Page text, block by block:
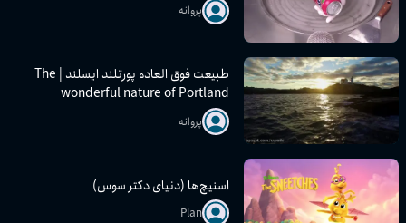
پروانه
طبیعت فوق العاده پورتلند ایسلند | The
wonderful nature of Portland
Iceland
پروانه
اسنیچ‌ها (دنیای دکتر سوس)
Plan